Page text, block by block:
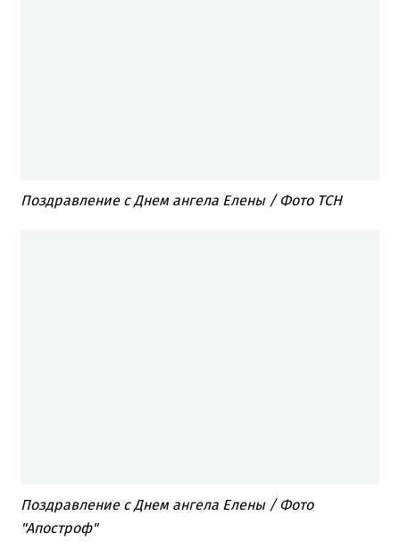
Поздравление с Днем ангела Елены / Фото ТСН
Поздравление с Днем ангела Елены / Фото
"Апостроф"